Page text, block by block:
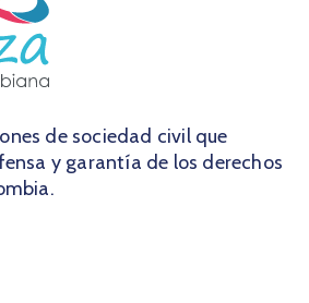
de sociedad civil que
y garantía de los derechos